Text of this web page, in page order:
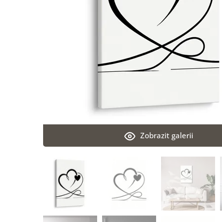
Zobrazit galerii